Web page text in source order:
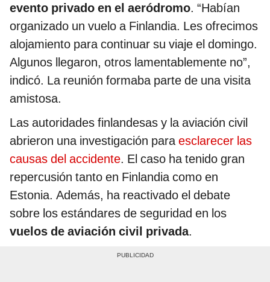
evento privado en el aeródromo. “Habían
organizado un vuelo a Finlandia. Les ofrecimos
alojamiento para continuar su viaje el domingo.
Algunos llegaron, otros lamentablemente no”,
indicó. La reunión formaba parte de una visita
amistosa.
Las autoridades finlandesas y la aviación civil
abrieron una investigación paraesclarecer las
causas del accidente. El caso ha tenido gran
repercusión tanto en Finlandia como en
Estonia. Además, ha reactivado el debate
sobre los estándares de seguridad en los
vuelos de aviación civil privada.